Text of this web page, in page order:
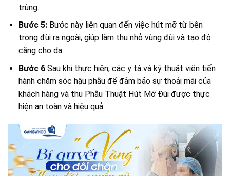
trùng.
Bước 5:Bước này liên quan đến việc hút mỡ từ bên
trong đùi ra ngoài, giúp làm thu nhỏ vùng đùi và tạo độ
căng cho da.
Bước 6 Sau khi thực hiện, các y tá và kỹ thuật viên tiến
hành chăm sóc hậu phẫu để đảm bảo sự thoải mái của
khách hàng và thu Phẫu Thuật Hút Mỡ Đùi được thực
hiện an toàn và hiệu quả.